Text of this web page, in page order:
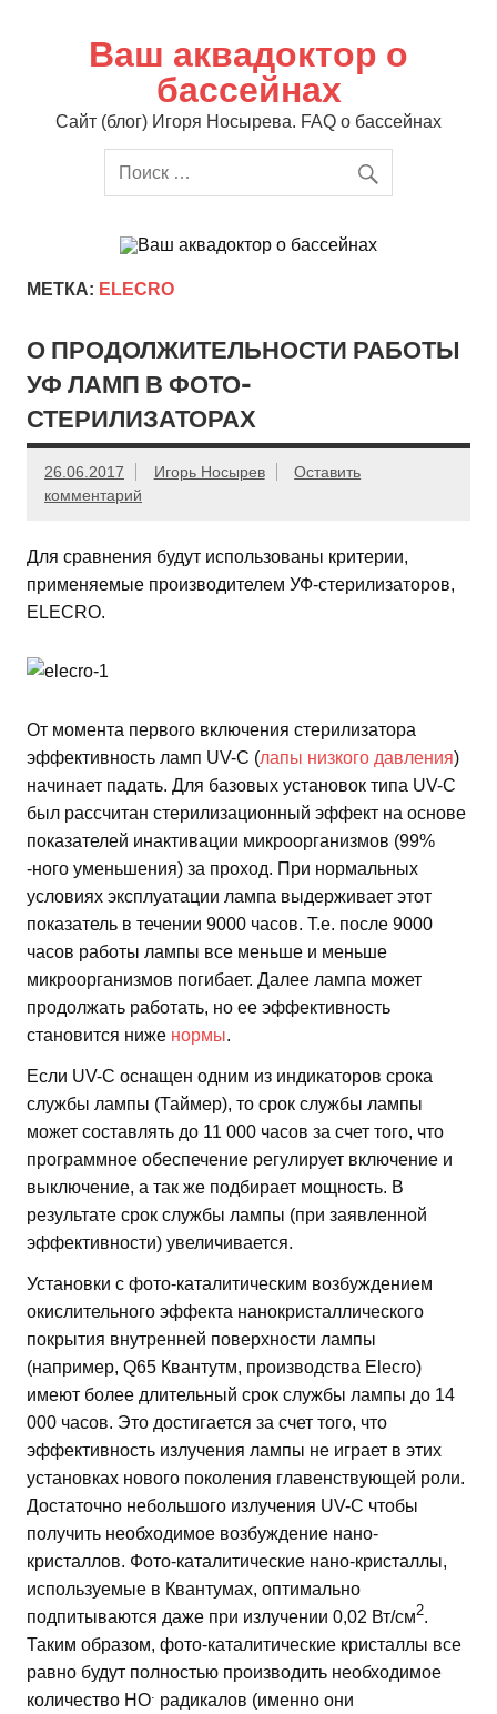
содержимомуВаш аквадоктор о
бассейнах
Сайт (блог) Игоря Носырева. FAQ о бассейнах
МЕТКА: ELECRO
О ПРОДОЛЖИТЕЛЬНОСТИ РАБОТЫ
УФ ЛАМП В ФОТО-
СТЕРИЛИЗАТОРАХ
26.06.2017 Игорь Носырев
Оставить
комментарий
Для сравнения будут использованы критерии,
применяемые производителем УФ-стерилизаторов,
ELECRO.
От момента первого включения стерилизатора
эффективность ламп UV-C (лапы низкого давления)
начинает падать. Для базовых установок типа UV-C
был рассчитан стерилизационный эффект на основе
показателей инактивации микроорганизмов (99%
-ного уменьшения) за проход. При нормальных
условиях эксплуатации лампа выдерживает этот
показатель в течении 9000 часов. Т.е. после 9000
часов работы лампы все меньше и меньше
микроорганизмов погибает. Далее лампа может
продолжать работать, но ее эффективность
становится ниже нормы.
Если UV-C оснащен одним из индикаторов срока
службы лампы (Таймер), то срок службы лампы
может составлять до 11 000 часов за счет того, что
программное обеспечение регулирует включение и
выключение, а так же подбирает мощность. В
результате срок службы лампы (при заявленной
эффективности) увеличивается.
Установки с фото-каталитическим возбуждением
окислительного эффекта нанокристаллического
покрытия внутренней поверхности лампы
(например, Q65 Квантутм, производства Elecro)
имеют более длительный срок службы лампы до 14
000 часов. Это достигается за счет того, что
эффективность излучения лампы не играет в этих
установках нового поколения главенствующей роли.
Достаточно небольшого излучения UV-C чтобы
получить необходимое возбуждение нано-
кристаллов. Фото-каталитические нано-кристаллы,
используемые в Квантумах, оптимально
подпитываются даже при излучении 0,02 Вт/см2.
Таким образом, фото-каталитические кристаллы все
равно будут полностью производить необходимое
количество HO радикалов (именно они